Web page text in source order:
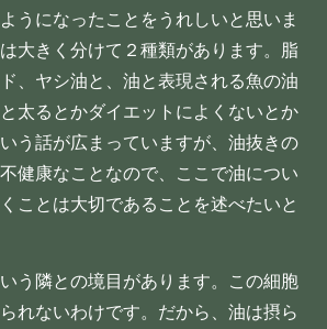
うになったことをうれしいと思いま
大きく分けて２種類があります。脂
、ヤシ油と、油と表現される魚の油
太るとかダイエットによくないとか
う話が広まっていますが、油抜きの
健康なことなので、ここで油につい
ことは大切であることを述べたいと
う隣との境目があります。この細胞
れないわけです。だから、油は摂ら